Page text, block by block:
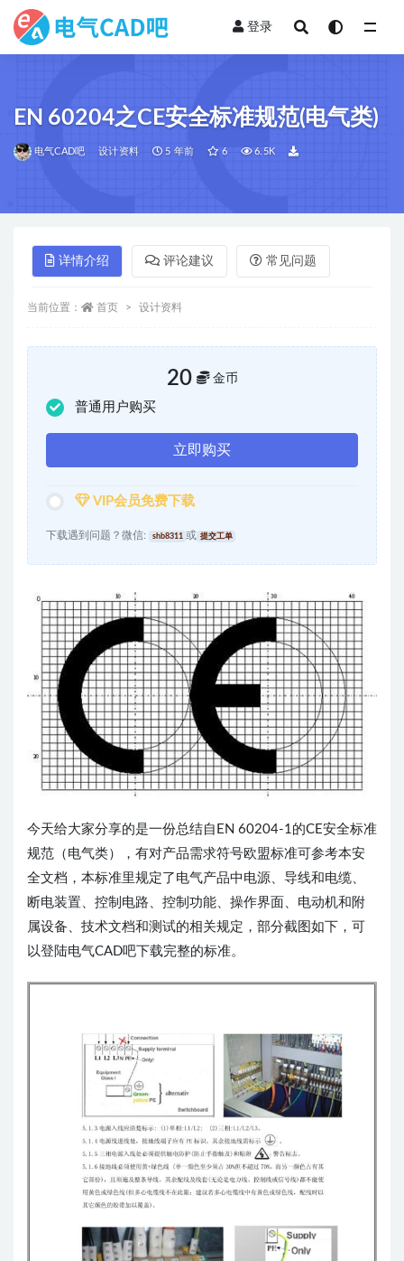
登录
EN 60204之CE安全标准规范(电气类)
电气CAD吧 设计资料 5 年前 6 6.5K
详情介绍 评论建议 常见问题
当前位置： 首页 设计资料
20 金币
普通用户购买
立即购买
VIP会员免费下载
下载遇到问题？微信: shb8311 或 提交工单
今天给大家分享的是一份总结自EN 60204-1的CE安全标准
规范（电气类），有对产品需求符号欧盟标准可参考本安
全文档，本标准里规定了电气产品中电源、导线和电缆、
断电装置、控制电路、控制功能、操作界面、电动机和附
属设备、技术文档和测试的相关规定，部分截图如下，可
以登陆电气CAD吧下载完整的标准。